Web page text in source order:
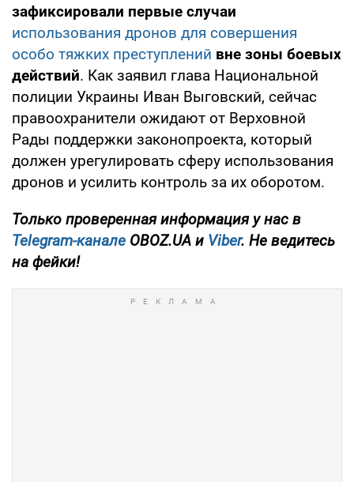
зафиксировали первые случаи
использования дронов для совершения
особо тяжких преступлений вне зоны боевых
действий. Как заявил глава Национальной
полиции Украины Иван Выговский, сейчас
правоохранители ожидают от Верховной
Рады поддержки законопроекта, который
должен урегулировать сферу использования
дронов и усилить контроль за их оборотом.
Только проверенная информация у нас в
Telegram-канале OBOZ.UA и Viber. Не ведитесь
на фейки!